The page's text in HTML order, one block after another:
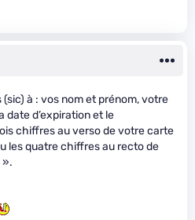
à : vos nom et prénom, votre
date d’expiration et le
chiffres au verso de votre carte
les quatre chiffres au recto de
».